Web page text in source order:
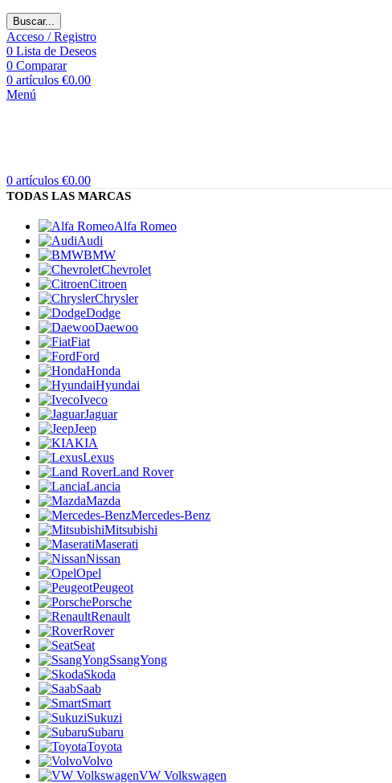
Buscar...
Acceso / Registro
0 Lista de Deseos
0 Comparar
0 artículos €0.00
Menú
0 artículos €0.00
TODAS LAS MARCAS
Alfa Romeo
Audi
BMW
Chevrolet
Citroen
Chrysler
Dodge
Daewoo
Fiat
Ford
Honda
Hyundai
Iveco
Jaguar
Jeep
KIA
Lexus
Land Rover
Lancia
Mazda
Mercedes-Benz
Mitsubishi
Maserati
Nissan
Opel
Peugeot
Porsche
Renault
Rover
Seat
SsangYong
Skoda
Saab
Smart
Sukuzi
Subaru
Toyota
Volvo
VW Volkswagen